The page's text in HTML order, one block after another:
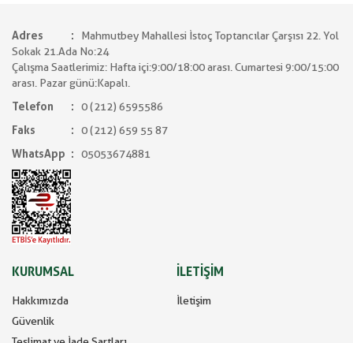
Adres
Mahmutbey Mahallesi İstoç Toptancılar Çarşısı 22. Yol
Sokak 21.Ada No:24
Çalışma Saatlerimiz: Hafta içi:9:00/18:00 arası. Cumartesi 9:00/15:00
arası. Pazar günü:Kapalı.
Telefon
0 (212) 6595586
Faks
0 (212) 659 55 87
WhatsApp
05053674881
KURUMSAL
Hakkımızda
Güvenlik
İLETİŞİM
İletişim